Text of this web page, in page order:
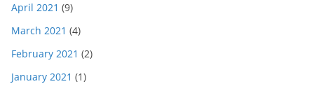
April 2021 (9)
March 2021 (4)
February 2021 (2)
January 2021 (1)